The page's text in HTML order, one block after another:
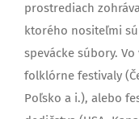
prostrediach
ktorého nositeľmi
spevácke súbory.
folklórne festivaly
Poľsko a i.), alebo